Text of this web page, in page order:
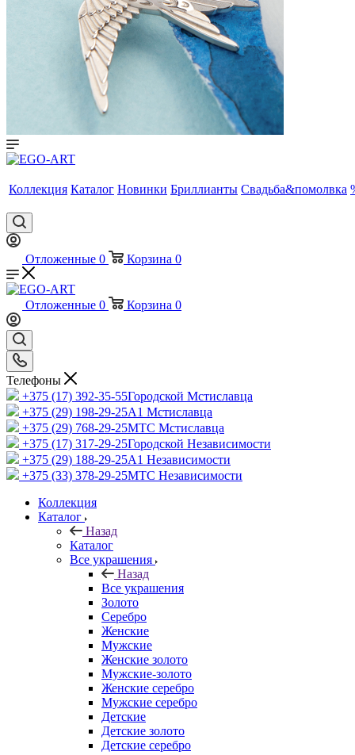
Коллекция Каталог Новинки Бриллианты Свадьба&помолвка
Отложенные 0 Корзина 0
Отложенные 0 Корзина 0
Телефоны
+375 (17) 392-35-55Городской Мстиславца
+375 (29) 198-29-25A1 Мстиславца
+375 (29) 768-29-25МТС Мстиславца
+375 (17) 317-29-25Городской Независимости
+375 (29) 188-29-25A1 Независимости
+375 (33) 378-29-25МТС Независимости
Коллекция
Каталог
Назад
Каталог
Все украшения
Назад
Все украшения
Золото
Серебро
Женские
Мужские
Женские золото
Мужские-золото
Женские серебро
Мужские серебро
Детские
Детские золото
Детские серебро